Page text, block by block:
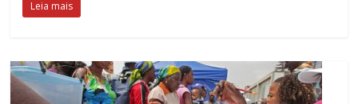
Leia mais